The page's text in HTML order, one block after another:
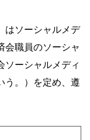
はソーシャルメデ
会職員のソーシャ
ソーシャルメディ
う。）を定め、遵